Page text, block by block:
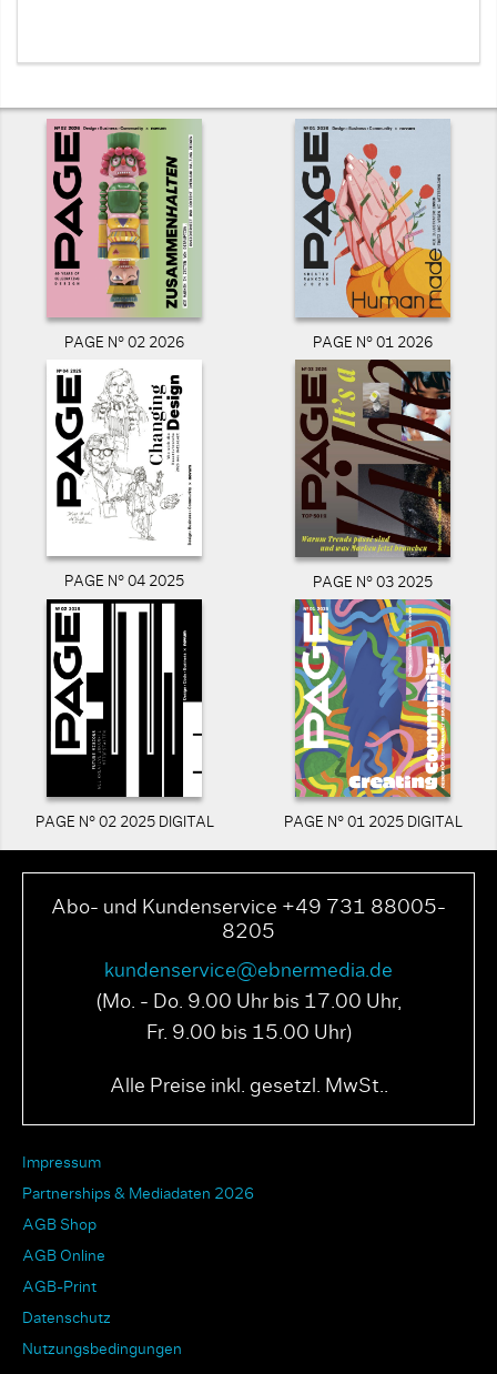
PAGE N° 02 2026 PAGE N° 01 2026
PAGE N° 04 2025 PAGE N° 03 2025
PAGE N° 02 2025 DIGITAL PAGE N° 01 2025 DIGITAL
Abo- und Kundenservice +49 731 88005-
8205
kundenservice@ebnermedia.de
(Mo. - Do. 9.00 Uhr bis 17.00 Uhr,
Fr. 9.00 bis 15.00 Uhr)
Alle Preise inkl. gesetzl. MwSt..
Impressum
Partnerships & Mediadaten 2026
AGB Shop
AGB Online
AGB-Print
Datenschutz
Nutzungsbedingungen